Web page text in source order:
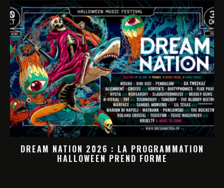
DREAM NATION 2026 : LA PROGRAMMATION
HALLOWEEN PREND FORME